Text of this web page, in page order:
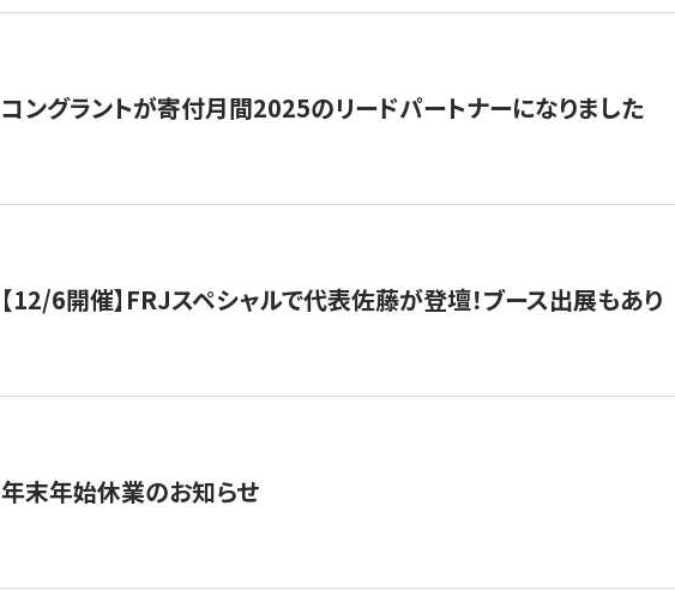
コングラントが寄付月間2025のリードパートナーになりました
【12/6開催】FRJスペシャルで代表佐藤が登壇！ブース出展もあり
年末年始休業のお知らせ